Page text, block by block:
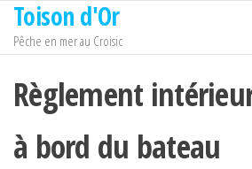
Passer
contenu
Toison d'Or
Pêche en mer au Croisic
Règlement
à bord du bateau